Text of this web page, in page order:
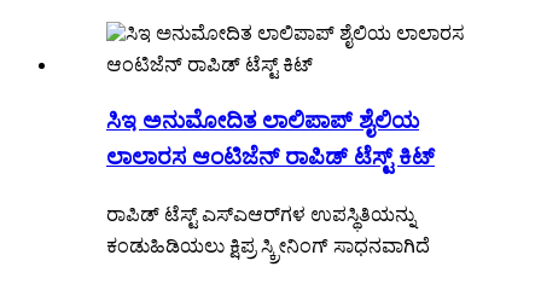
ಸಿಇ ಅನುಮೋದಿತ ಲಾಲಿಪಾಪ್ ಶೈಲಿಯ
ಲಾಲಾರಸ ಆಂಟಿಜೆನ್ ರಾಪಿಡ್ ಟೆಸ್ಟ್ ಕಿಟ್
ರಾಪಿಡ್ ಟೆಸ್ಟ್ ಎಸ್‌ಎಆರ್‌ಗಳ ಉಪಸ್ಥಿತಿಯನ್ನು
ಕಂಡುಹಿಡಿಯಲು ಕ್ಷಿಪ್ರ ಸ್ಕ್ರೀನಿಂಗ್ ಸಾಧನವಾಗಿದೆ